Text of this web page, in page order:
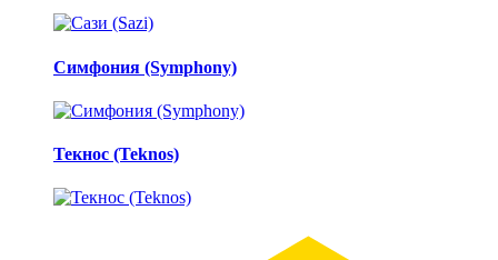
Симфония (Symphony)
Текнос (Teknos)